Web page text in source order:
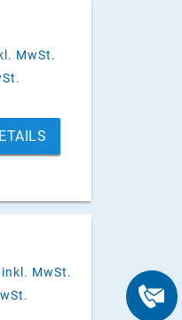
MwSt.
inkl. MwSt.